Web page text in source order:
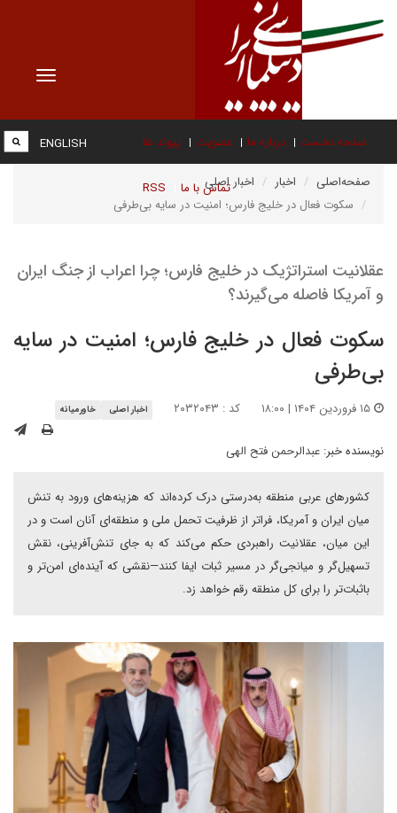
Toggle
صفحه نخست درباره ما عضویت پیوند ها
تماس با ما RSS
ENGLISH
صفحه‌اصلی اخبار
اخبار اصلی
سکوت فعال در خلیج فارس؛ امنیت در سایه بی‌طرفی
عقلانیت استراتژیک در خلیج فارس؛ چرا اعراب از جنگ ایران
و آمریکا فاصله می‌گیرند؟
سکوت فعال در خلیج فارس؛ امنیت در سایه
بی‌طرفی
کد : ۲۰۳۲۰۴۳ اخبار اصلی خاورمیانه
نویسنده خبر: عبدالرحمن فتح الهی
کشورهای عربی منطقه به‌درستی درک کرده‌اند که هزینه‌های ورود به تنش
میان ایران و آمریکا، فراتر از ظرفیت تحمل ملی و منطقه‌ای آنان است و در
این میان، عقلانیت راهبردی حکم می‌کند که به جای تنش‌آفرینی، نقش
تسهیل‌گر و میانجی‌گر در مسیر ثبات ایفا کنند—نقشی که آینده‌ای امن‌تر و
باثبات‌تر را برای کل منطقه رقم خواهد زد.